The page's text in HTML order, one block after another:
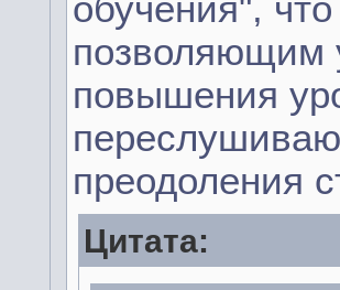
обучения",
позволяющим
повышения
преодоления
Цитата: